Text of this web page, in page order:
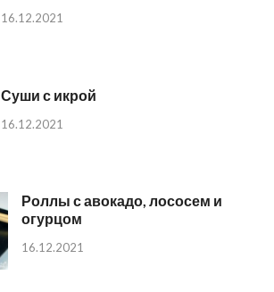
16.12.2021
Суши с икрой
16.12.2021
Роллы с авокадо, лососем и
огурцом
16.12.2021